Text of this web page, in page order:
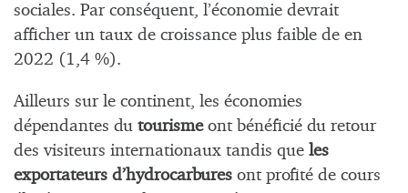
sociales. Par conséquent, l’économie devrait
afficher un taux de croissance plus faible de en
2022 (1,4 %).
Ailleurs sur le continent, les économies
dépendantes du tourismeont bénéficié du retour
des visiteurs internationaux tandis que les
exportateurs d’hydrocarbures ont profité de cours